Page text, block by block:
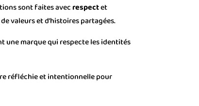
sont faites avecrespectet
valeurs et d’histoires partagées.
une marque qui respecte les identités
réfléchie et intentionnelle pour